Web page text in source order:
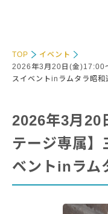
TOP
イベント
2026年3月20日(金)17:00
スイベントinラムタラ昭和
2026年3月20
テージ専属】
ベントinラム